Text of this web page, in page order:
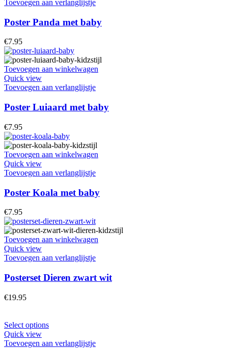
Toevoegen aan verlanglijstje
Poster Panda met baby
€7.95
Toevoegen aan winkelwagen
Quick view
Toevoegen aan verlanglijstje
Poster Luiaard met baby
€7.95
Toevoegen aan winkelwagen
Quick view
Toevoegen aan verlanglijstje
Poster Koala met baby
€7.95
Toevoegen aan winkelwagen
Quick view
Toevoegen aan verlanglijstje
Posterset Dieren zwart wit
€19.95
Select options
Quick view
Toevoegen aan verlanglijstje